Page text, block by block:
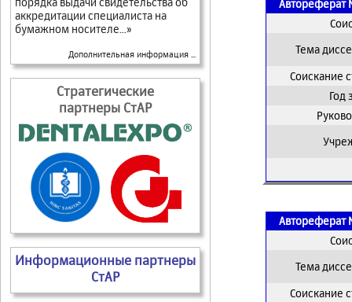
аккредитации специалиста на
бумажном носителе...»
Дополнительная информация ...
Стратегические
партнеры СтАР
Информационные партнеры
СтАР
Автореферат
Тема
Соискание
Год
Автореферат
Тема
Соискание